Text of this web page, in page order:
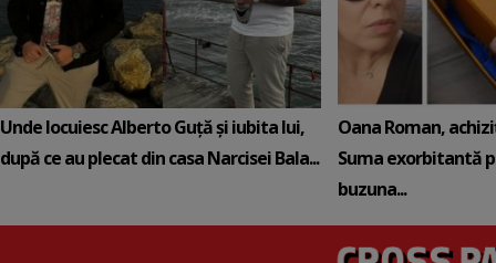
Unde locuiesc Alberto Guță și iubita lui,
după ce au plecat din casa Narcisei Bala...
Oana Roman,
Suma exorbitantă
buzuna...